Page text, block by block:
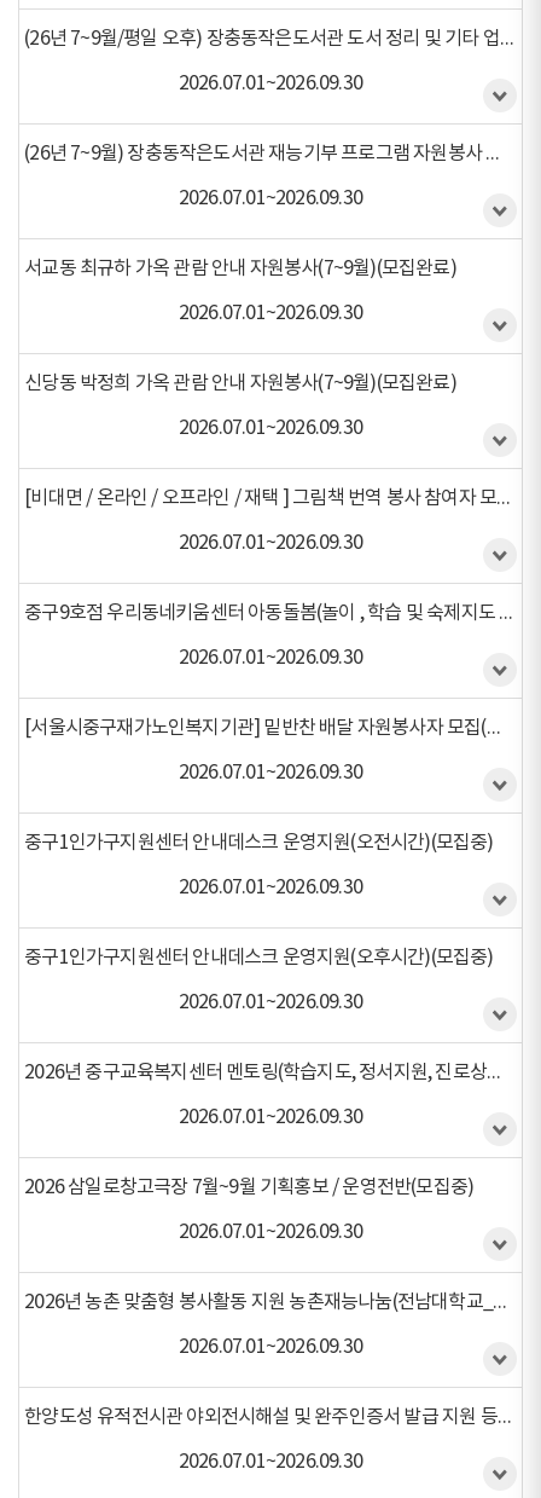
(26년 7~9월/평일 오후) 장충동작은도서관 도서 정리 및 기타 업무보조 자원봉사 활동 (모집중)(모집중)
2026.07.01~2026.09.30
(26년 7~9월) 장충동작은도서관 재능기부 프로그램 자원봉사 활동(모집중)
2026.07.01~2026.09.30
서교동 최규하 가옥 관람 안내 자원봉사(7~9월)(모집완료)
2026.07.01~2026.09.30
신당동 박정희 가옥 관람 안내 자원봉사(7~9월)(모집완료)
2026.07.01~2026.09.30
[비대면 / 온라인 / 오프라인 / 재택 ] 그림책 번역 봉사 참여자 모집 (2026년 07월 ~ 09월)(모집중)
2026.07.01~2026.09.30
중구9호점 우리동네키움센터 아동돌봄(놀이 , 학습 및 숙제지도 )(모집중)
2026.07.01~2026.09.30
[서울시중구재가노인복지기관] 밑반찬 배달 자원봉사자 모집(모집중)
2026.07.01~2026.09.30
중구1인가구지원센터 안내데스크 운영지원(오전시간)(모집중)
2026.07.01~2026.09.30
중구1인가구지원센터 안내데스크 운영지원(오후시간)(모집중)
2026.07.01~2026.09.30
2026년 중구교육복지센터 멘토링(학습지도, 정서지원, 진로상담 등)(모집중)
2026.07.01~2026.09.30
2026 삼일로창고극장 7월~9월 기획홍보 / 운영전반(모집중)
2026.07.01~2026.09.30
2026년 농촌 맞춤형 봉사활동 지원 농촌재능나눔(전남대학교_약석회)(모집중)
2026.07.01~2026.09.30
한양도성 유적전시관 야외전시해설 및 완주인증서 발급 지원 등(모집중)
2026.07.01~2026.09.30